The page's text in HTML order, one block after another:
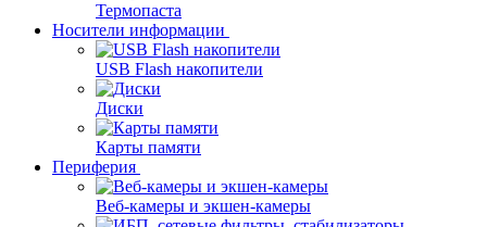
Термопаста
Носители информации
USB Flash накопители
Диски
Карты памяти
Периферия
Веб-камеры и экшен-камеры